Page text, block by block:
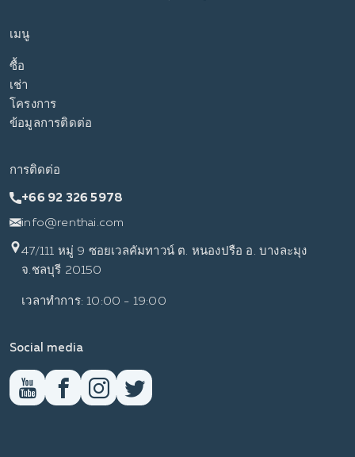
เมนู
ซื้อ
เช่า
โครงการ
ข้อมูลการติดต่อ
การติดต่อ
+66 92 326 5978
info@renthai.com
47/111 หมู่ 9 ซอยเวลคัมทาวน์ ต. หนองปรือ อ. บางละมุง
จ.ชลบุรี 20150
เวลาทำการ: 10:00 - 19:00
Social media